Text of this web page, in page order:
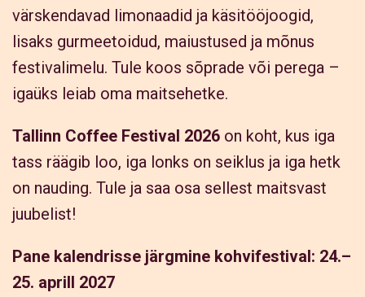
värskendavad limonaadid ja käsitööjoogid,
lisaks gurmeetoidud, maiustused ja mõnus
festivalimelu. Tule koos sõprade või perega –
igaüks leiab oma maitsehetke.
Tallinn Coffee Festival 2026 on koht, kus iga
tass räägib loo, iga lonks on seiklus ja iga hetk
on nauding. Tule ja saa osa sellest maitsvast
juubelist!
Pane kalendrisse järgmine kohvifestival: 24.–
25. aprill 2027